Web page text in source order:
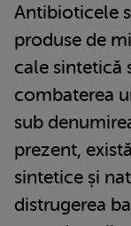
Antibioticele
produse de
cale sintetică
combaterea
sub
prezent,
sintetice și
distrugerea